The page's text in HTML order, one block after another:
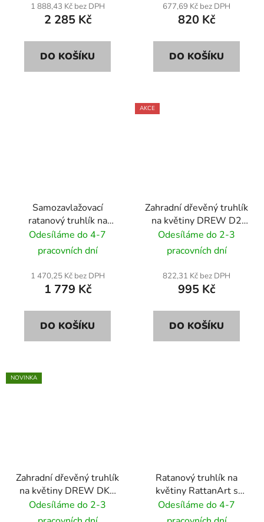
1 888,43 Kč bez DPH
2 285 Kč
DO KOŠÍKU
677,69 Kč bez DPH
820 Kč
DO KOŠÍKU
Samozavlažovací
ratanový truhlík na
květiny RattanArt
95x30x43 RD13
Odesíláme do 4-7
pracovních dní
1 470,25 Kč bez DPH
1 779 Kč
DO KOŠÍKU
AKCE
Zahradní dřevěný truhlík
na květiny DREW D2
50x50x40 cm
Odesíláme do 2-3
pracovních dní
822,31 Kč bez DPH
995 Kč
DO KOŠÍKU
NOVINKA
Zahradní dřevěný truhlík
na květiny DREW DK3
37x37x38cm
Odesíláme do 2-3
Ratanový truhlík na
květiny RattanArt s
podstavcem 46x46x46
RD03 tmavě šedá
Odesíláme do 4-7